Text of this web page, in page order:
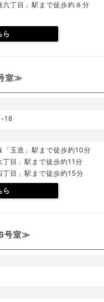
丁目」駅まで徒歩約８分
ら
室≫
18
玉造」駅まで徒歩約10分
目」駅まで徒歩約11分
丁目」駅まで徒歩約15分
ら
号室≫